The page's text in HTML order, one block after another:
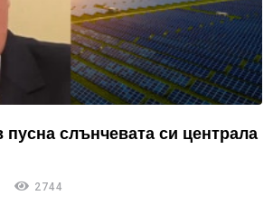
слънчевата си централа
2744